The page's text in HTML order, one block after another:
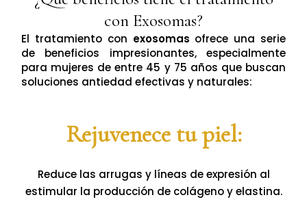
con Exosomas?
El tratamiento con exosomas ofrece una serie
de beneficios impresionantes, especialmente
para mujeres de entre 45 y 75 años que buscan
soluciones antiedad efectivas y naturales:
Rejuvenece tu piel:
Reduce las arrugas y líneas de expresión al
estimular la producción de colágeno y elastina.